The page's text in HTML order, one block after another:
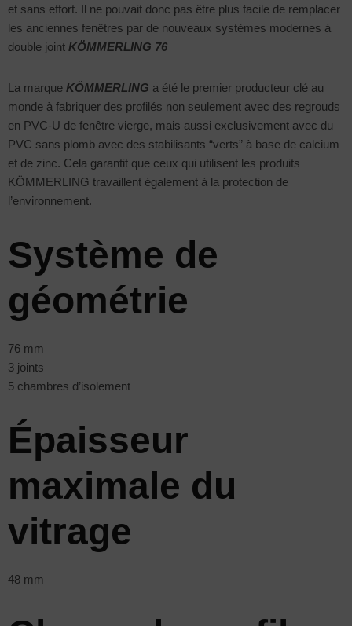
et sans effort. Il ne pouvait donc pas être plus facile de remplacer
les anciennes fenêtres par de nouveaux systèmes modernes à
double joint KÖMMERLING 76
La marque KÖMMERLING a été le premier producteur clé au
monde à fabriquer des profilés non seulement avec des regrouds
en PVC-U de fenêtre vierge, mais aussi exclusivement avec du
PVC sans plomb avec des stabilisants “verts” à base de calcium
et de zinc. Cela garantit que ceux qui utilisent les produits
KÖMMERLING travaillent également à la protection de
l’environnement.
Système de
géométrie
76 mm
3 joints
5 chambres d’isolement
Épaisseur
maximale du
vitrage
48 mm